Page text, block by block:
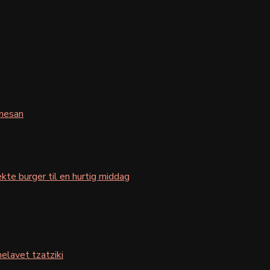
burger til en hurtig middag
tzatziki